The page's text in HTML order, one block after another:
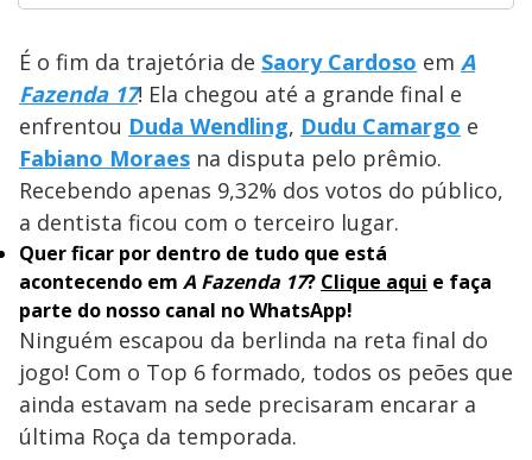
É o fim da trajetória de Saory Cardoso em A
Fazenda 17! Ela chegou até a grande final e
enfrentou Duda Wendling, Dudu Camargo e
Fabiano Moraes na disputa pelo prêmio.
Recebendo apenas 9,32% dos votos do público,
a dentista ficou com o terceiro lugar.
Quer ficar por dentro de tudo que está
acontecendo em A Fazenda 17? Clique aqui e faça
parte do nosso canal no WhatsApp!
Ninguém escapou da berlinda na reta final do
jogo! Com o Top 6 formado, todos os peões que
ainda estavam na sede precisaram encarar a
última Roça da temporada.